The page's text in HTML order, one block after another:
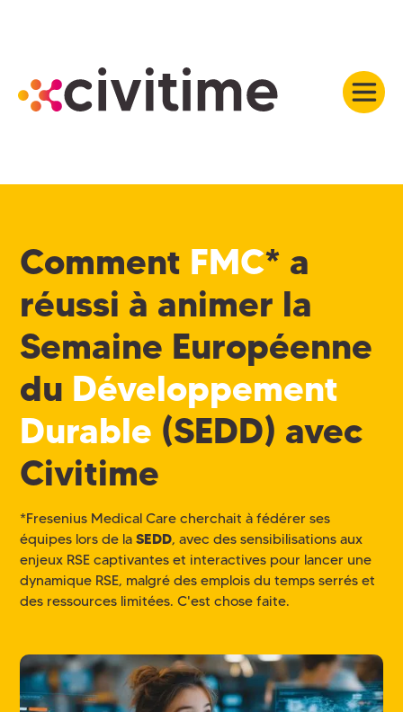
Comment FMC* a
réussi à animer la
Semaine Européenne
du Développement
Durable (SEDD) avec
Civitime
*Fresenius Medical Care cherchait à fédérer ses
équipes lors de laSEDD, avec des sensibilisations aux
enjeux RSE captivantes et interactives pour lancer une
dynamique RSE, malgré des emplois du temps serrés et
des ressources limitées. C'est chose faite.